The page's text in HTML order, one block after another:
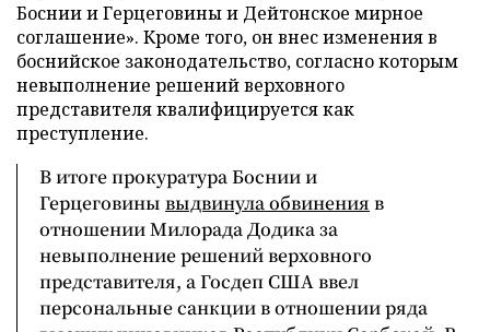
Боснии и Герцеговины и Дейтонское мирное
соглашение». Кроме того, он внес изменения в
боснийское законодательство, согласно которым
невыполнение решений верховного
представителя квалифицируется как
преступление.
В итоге прокуратура Боснии и
Герцеговины выдвинула обвинения в
отношении Милорада Додика за
невыполнение решений верховного
представителя, а Госдеп США ввел
персональные санкции в отношении ряда